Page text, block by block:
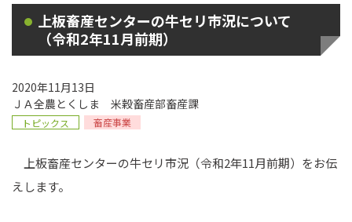
上板畜産センターの牛セリ市況について
（令和2年11月前期）
2020年11月13日
ＪＡ全農とくしま 米穀畜産部畜産課
トピックス 畜産事業
上板畜産センターの牛セリ市況（令和2年11月前期）をお伝
えします。